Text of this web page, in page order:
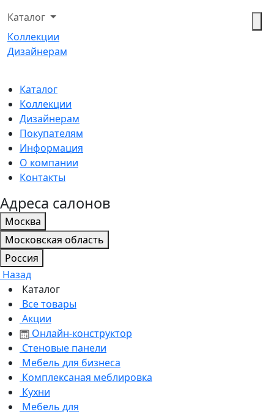
Каталог
Коллекции
Дизайнерам
Каталог
Коллекции
Дизайнерам
Покупателям
Информация
О компании
Контакты
Адреса салонов
Москва
Московская область
Россия
Назад
Каталог
Все товары
Акции
Онлайн-конструктор
Стеновые панели
Мебель для бизнеса
Комплексаная меблировка
Кухни
Мебель для